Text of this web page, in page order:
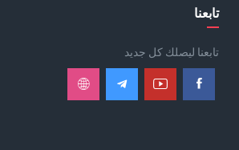
تابعنا
تابعنا ليصلك كل جديد